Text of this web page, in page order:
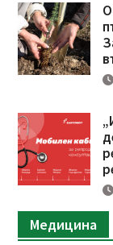
Медицина